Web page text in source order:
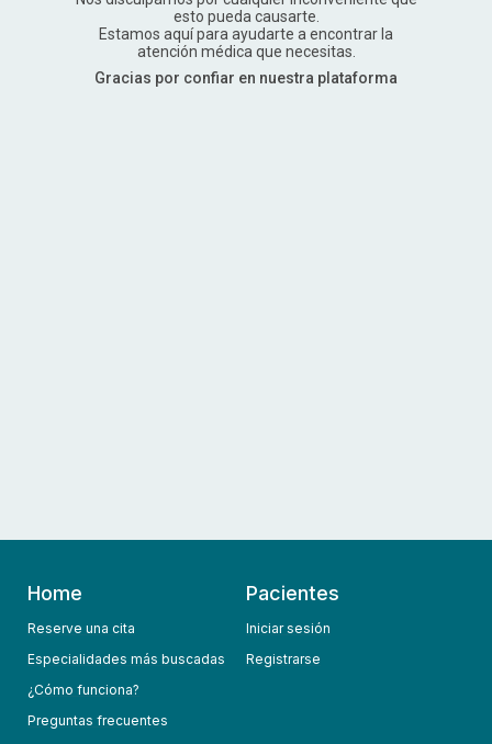
esto pueda causarte.
Estamos aquí para ayudarte a encontrar la
atención médica que necesitas.
Gracias por confiar en nuestra plataforma
Home
Reserve una cita
Especialidades más buscadas
¿Cómo funciona?
Preguntas frecuentes
Pacientes
Iniciar sesión
Registrarse